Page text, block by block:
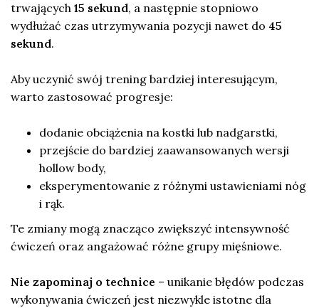
trwających15 sekund, a następnie stopniowo
wydłużać czas utrzymywania pozycji nawet do 45
sekund.
Aby uczynić swój trening bardziej interesującym,
warto zastosować progresje:
dodanie obciążenia na kostki lub nadgarstki,
przejście do bardziej zaawansowanych wersji
hollow body,
eksperymentowanie z różnymi ustawieniami nóg
i rąk.
Te zmiany mogą znacząco zwiększyć intensywność
ćwiczeń oraz angażować różne grupy mięśniowe.
Nie zapominaj o technice – unikanie błędów podczas
wykonywania ćwiczeń jest niezwykle istotne dla